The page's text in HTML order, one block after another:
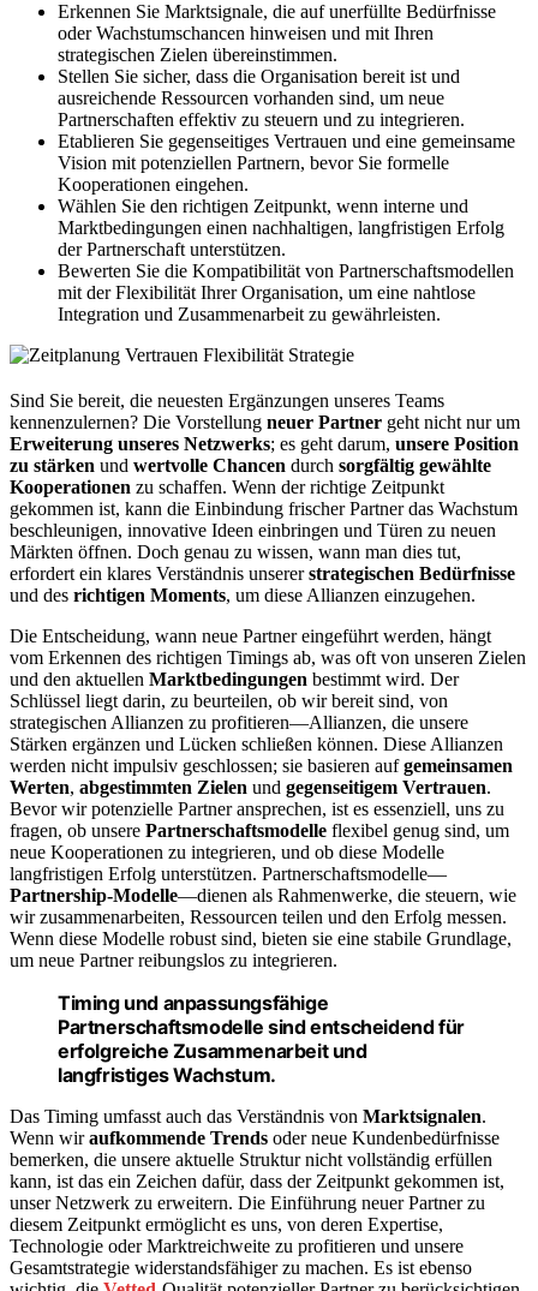
Erkennen Sie Marktsignale, die auf unerfüllte Bedürfnisse
oder Wachstumschancen hinweisen und mit Ihren
strategischen Zielen übereinstimmen.
Stellen Sie sicher, dass die Organisation bereit ist und
ausreichende Ressourcen vorhanden sind, um neue
Partnerschaften effektiv zu steuern und zu integrieren.
Etablieren Sie gegenseitiges Vertrauen und eine gemeinsame
Vision mit potenziellen Partnern, bevor Sie formelle
Kooperationen eingehen.
Wählen Sie den richtigen Zeitpunkt, wenn interne und
Marktbedingungen einen nachhaltigen, langfristigen Erfolg
der Partnerschaft unterstützen.
Bewerten Sie die Kompatibilität von Partnerschaftsmodellen
mit der Flexibilität Ihrer Organisation, um eine nahtlose
Integration und Zusammenarbeit zu gewährleisten.
Sind Sie bereit, die neuesten Ergänzungen unseres Teams
kennenzulernen? Die Vorstellung neuer Partner geht nicht nur um
Erweiterung unseres Netzwerks; es geht darum, unsere Position
zu stärken und wertvolle Chancen durch sorgfältig gewählte
Kooperationen zu schaffen. Wenn der richtige Zeitpunkt
gekommen ist, kann die Einbindung frischer Partner das Wachstum
beschleunigen, innovative Ideen einbringen und Türen zu neuen
Märkten öffnen. Doch genau zu wissen, wann man dies tut,
erfordert ein klares Verständnis unsererstrategischen Bedürfnisse
und des richtigen Moments, um diese Allianzen einzugehen.
Die Entscheidung, wann neue Partner eingeführt werden, hängt
vom Erkennen des richtigen Timings ab, was oft von unseren Zielen
und den aktuellen Marktbedingungen bestimmt wird. Der
Schlüssel liegt darin, zu beurteilen, ob wir bereit sind, von
strategischen Allianzen zu profitieren—Allianzen, die unsere
Stärken ergänzen und Lücken schließen können. Diese Allianzen
werden nicht impulsiv geschlossen; sie basieren aufgemeinsamen
Werten, abgestimmten Zielen und gegenseitigem Vertrauen.
Bevor wir potenzielle Partner ansprechen, ist es essenziell, uns zu
fragen, ob unsere Partnerschaftsmodelle flexibel genug sind, um
neue Kooperationen zu integrieren, und ob diese Modelle
langfristigen Erfolg unterstützen. Partnerschaftsmodelle—
Partnership-Modelle—dienen als Rahmenwerke, die steuern, wie
wir zusammenarbeiten, Ressourcen teilen und den Erfolg messen.
Wenn diese Modelle robust sind, bieten sie eine stabile Grundlage,
um neue Partner reibungslos zu integrieren.
Timing und anpassungsfähige
Partnerschaftsmodelle sind entscheidend für
erfolgreiche Zusammenarbeit und
langfristiges Wachstum.
Das Timing umfasst auch das Verständnis von Marktsignalen.
Wenn wiraufkommende Trends oder neue Kundenbedürfnisse
bemerken, die unsere aktuelle Struktur nicht vollständig erfüllen
kann, ist das ein Zeichen dafür, dass der Zeitpunkt gekommen ist,
unser Netzwerk zu erweitern. Die Einführung neuer Partner zu
diesem Zeitpunkt ermöglicht es uns, von deren Expertise,
Technologie oder Marktreichweite zu profitieren und unsere
Gesamtstrategie widerstandsfähiger zu machen. Es ist ebenso